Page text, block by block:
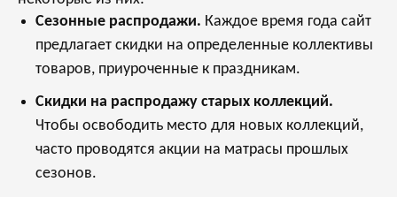
Сезонные распродажи. Каждое время года сайт
предлагает скидки на определенные коллективы
товаров, приуроченные к праздникам.
Скидки на распродажу старых коллекций.
Чтобы освободить место для новых коллекций,
часто проводятся акции на матрасы прошлых
сезонов.